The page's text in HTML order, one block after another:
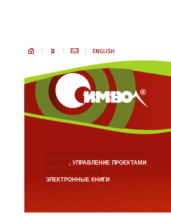
ИНФОРМАЦИОННЫЕ ТЕХНОЛОГИИ
БИЗНЕС, УПРАВЛЕНИЕ ПРОЕКТАМИ
АНГЛИЙСКИЙ ЯЗЫК
ЭЛЕКТРОННЫЕ КНИГИ